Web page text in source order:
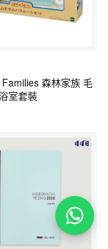
森林家族 毛
室套裝